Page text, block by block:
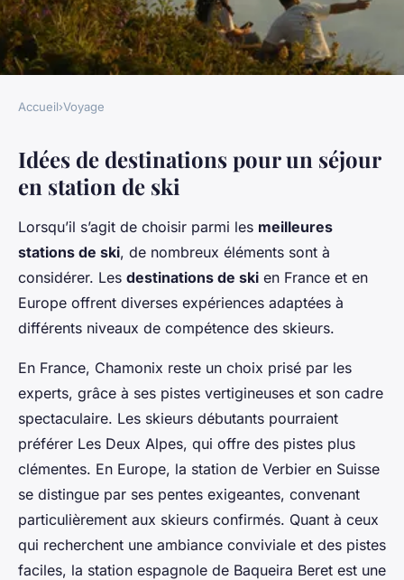
VOYAGE
Offrir un séjour en station de
ski : idées et conseils
Soline•25 novembre 2024• 6 min de lecture
Accueil›Voyage
Idées de destinations pour un séjour
en station de ski
Lorsqu’il s’agit de choisir parmi les meilleures
stations de ski, de nombreux éléments sont à
considérer. Les destinations de ski en France et en
Europe offrent diverses expériences adaptées à
différents niveaux de compétence des skieurs.
En France, Chamonix reste un choix prisé par les
experts, grâce à ses pistes vertigineuses et son cadre
spectaculaire. Les skieurs débutants pourraient
préférer Les Deux Alpes, qui offre des pistes plus
clémentes. En Europe, la station de Verbier en Suisse
se distingue par ses pentes exigeantes, convenant
particulièrement aux skieurs confirmés. Quant à ceux
qui recherchent une ambiance conviviale et des pistes
faciles, la station espagnole de Baqueira Beret est une